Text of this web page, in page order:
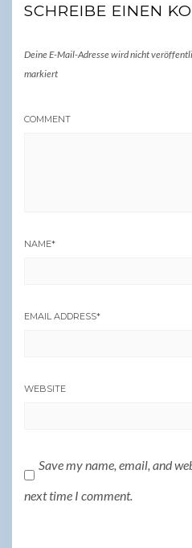
SCHREIBE EINEN
Deine E-Mail-Adresse wird nicht
markiert
COMMENT
NAME*
EMAIL ADDRESS*
WEBSITE
Save my name, email, and
next time I comment.